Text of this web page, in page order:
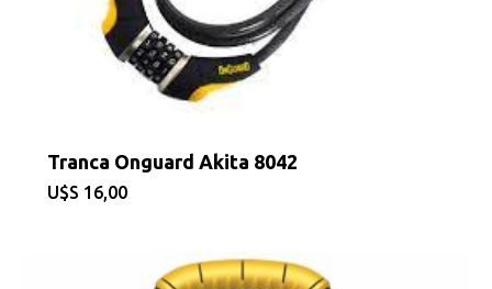
Tranca Onguard Akita 8042
$ 16,00